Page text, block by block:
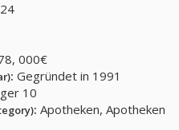
000€
: Gegründet in 1991
10
: Apotheken, Apotheken